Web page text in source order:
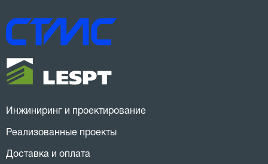
Инжиниринг и проектирование
Реализованные проекты
Доставка и оплата